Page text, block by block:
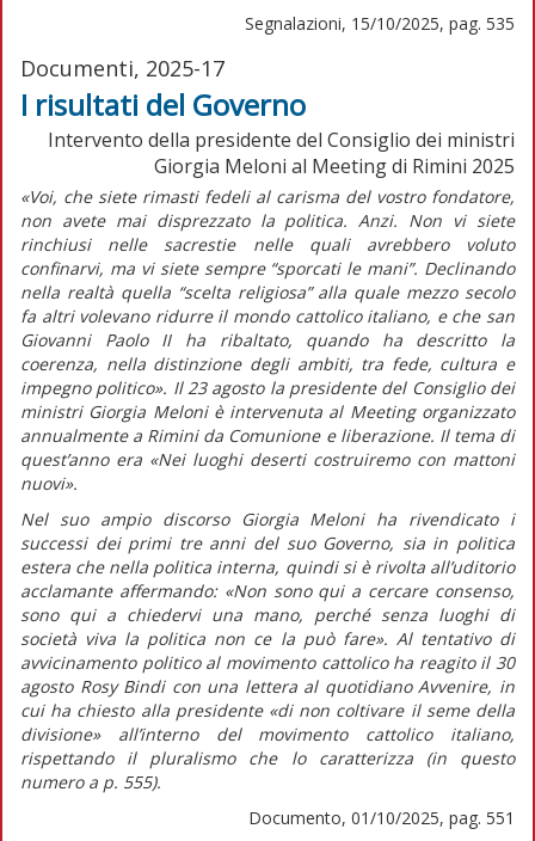
Segnalazioni, 15/10/2025, pag. 535
Documenti, 2025-17
I risultati del Governo
Intervento della presidente del Consiglio dei ministri
Giorgia Meloni al Meeting di Rimini 2025
«Voi, che siete rimasti fedeli al carisma del vostro fondatore,
non avete mai disprezzato la politica. Anzi. Non vi siete
rinchiusi nelle sacrestie nelle quali avrebbero voluto
confinarvi, ma vi siete sempre “sporcati le mani”. Declinando
nella realtà quella “scelta religiosa” alla quale mezzo secolo
fa altri volevano ridurre il mondo cattolico italiano, e che san
Giovanni Paolo II ha ribaltato, quando ha descritto la
coerenza, nella distinzione degli ambiti, tra fede, cultura e
impegno politico». Il 23 agosto la presidente del Consiglio dei
ministri Giorgia Meloni è intervenuta al Meeting organizzato
annualmente a Rimini da Comunione e liberazione. Il tema di
quest’anno era «Nei luoghi deserti costruiremo con mattoni
nuovi».
Nel suo ampio discorso Giorgia Meloni ha rivendicato i
successi dei primi tre anni del suo Governo, sia in politica
estera che nella politica interna, quindi si è rivolta all’uditorio
acclamante affermando:«Non sono qui a cercare consenso,
sono qui a chiedervi una mano, perché senza luoghi di
società viva la politica non ce la può fare». Al tentativo di
avvicinamento politico al movimento cattolico ha reagito il 30
agosto Rosy Bindi con una lettera al quotidianoAvvenire, in
cui ha chiesto alla presidente«di non coltivare il seme della
divisione» all’interno del movimento cattolico italiano,
rispettando il pluralismo che lo caratterizza (inquesto
numero a p. 555).
Documento, 01/10/2025, pag. 551